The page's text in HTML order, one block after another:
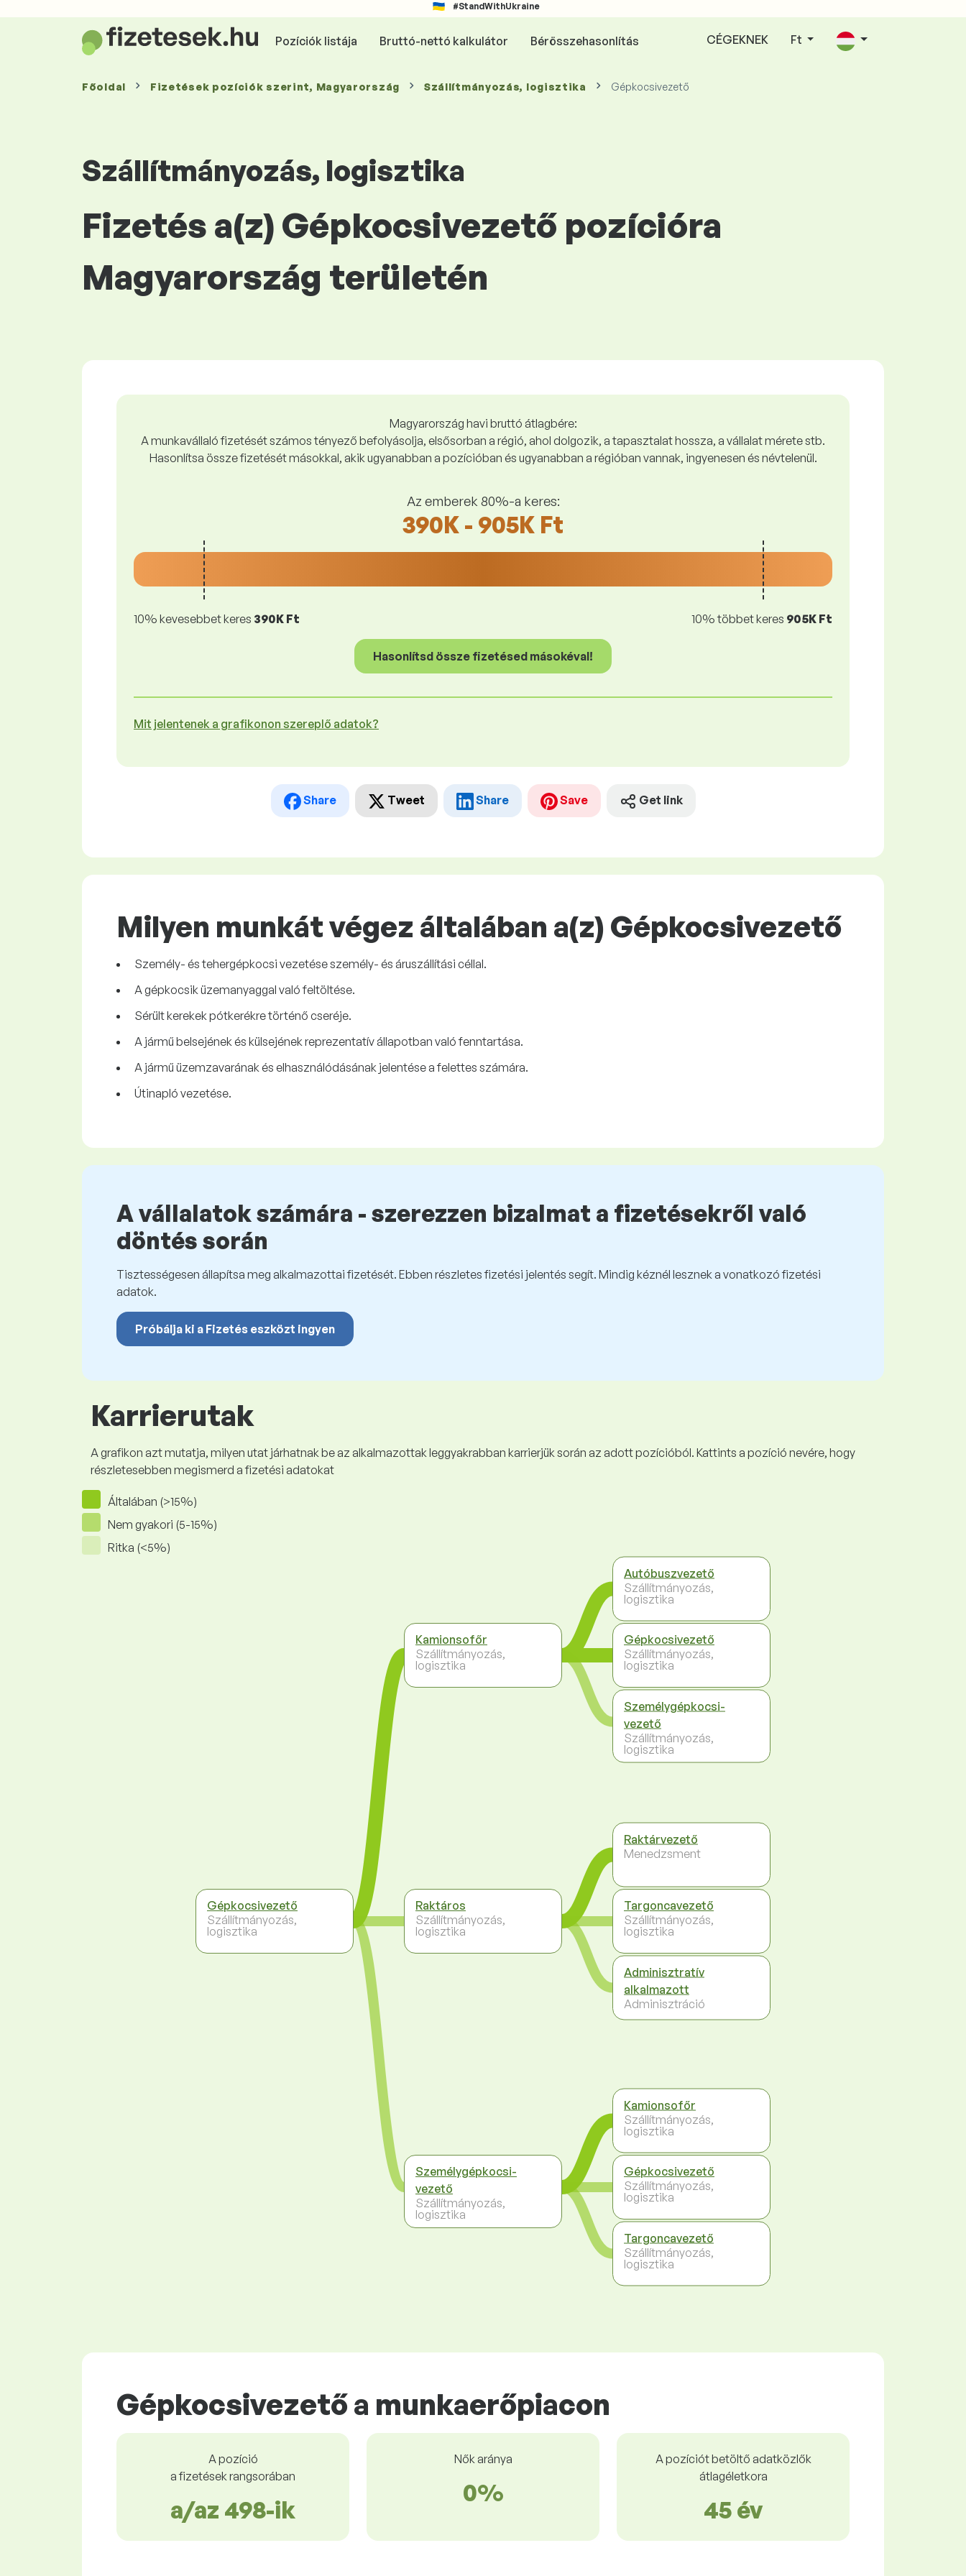
#StandWithUkraine
Pozíciók listája Bruttó-nettó kalkulátor Bérösszehasonlítás CÉGEKNEK Ft
Főoldal Fizetések pozíciók szerint, Magyarország Szállítmányozás, logisztika Gépkocsivezető
Szállítmányozás, logisztika
Fizetés a(z) Gépkocsivezető pozícióra
Magyarország területén
Magyarország havi bruttó átlagbére:
A munkavállaló fizetését számos tényező befolyásolja, elsősorban a régió, ahol dolgozik, a tapasztalat hossza, a vállalat mérete stb.
Hasonlítsa össze fizetését másokkal, akik ugyanabban a pozícióban és ugyanabban a régióban vannak, ingyenesen és névtelenül.
Az emberek 80%-a keres:
390K - 905K Ft
10% kevesebbet keres 390K Ft 10% többet keres 905K Ft
Hasonlítsd össze fizetésed másokéval!
Mit jelentenek a grafikonon szereplő adatok?
Share Tweet Share Save Get link
Milyen munkát végez általában a(z) Gépkocsivezető
Személy- és tehergépkocsi vezetése személy- és áruszállítási céllal.
A gépkocsik üzemanyaggal való feltöltése.
Sérült kerekek pótkerékre történő cseréje.
A jármű belsejének és külsejének reprezentatív állapotban való fenntartása.
A jármű üzemzavarának és elhasználódásának jelentése a felettes számára.
Útinapló vezetése.
A vállalatok számára - szerezzen bizalmat a fizetésekről való
döntés során
Tisztességesen állapítsa meg alkalmazottai fizetését. Ebben részletes fizetési jelentés segít. Mindig kéznél lesznek a vonatkozó fizetési
adatok.
Próbálja ki a Fizetés eszközt ingyen
Karrierutak
A grafikon azt mutatja, milyen utat járhatnak be az alkalmazottak leggyakrabban karrierjük során az adott pozícióból. Kattints a pozíció nevére, hogy
részletesebben megismerd a fizetési adatokat
Általában (>15%)
Nem gyakori (5-15%)
Ritka (<5%)
Gépkocsivezető
Szállítmányozás,
logisztika
Kamionsofőr
Szállítmányozás,
logisztika
Raktáros
Szállítmányozás,
logisztika
Személygépkocsi-
vezető
Szállítmányozás,
logisztika
Autóbuszvezető
Szállítmányozás,
logisztika
Gépkocsivezető
Szállítmányozás,
logisztika
Személygépkocsi-
vezető
Szállítmányozás,
logisztika
Raktárvezető
Menedzsment
Targoncavezető
Szállítmányozás,
logisztika
Adminisztratív
alkalmazott
Adminisztráció
Kamionsofőr
Szállítmányozás,
logisztika
Gépkocsivezető
Szállítmányozás,
logisztika
Targoncavezető
Szállítmányozás,
logisztika
Gépkocsivezető a munkaerőpiacon
A pozíció
a fizetések rangsorában
a/az 498-ik
Nők aránya
0%
A pozíciót betöltő adatközlők
átlagéletkora
45 év